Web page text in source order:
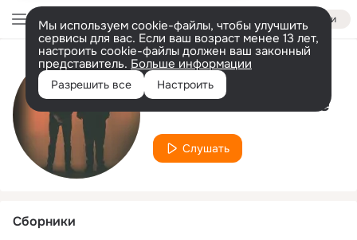
Войти
Мы используем cookie-файлы, чтобы улучшить
сервисы для вас. Если ваш возраст менее 13 лет,
настроить cookie-файлы должен ваш законный
представитель. Больше информации
Разрешить все Настроить
Исполнитель
PBH & Jack Shizzle
Слушать
Сборники